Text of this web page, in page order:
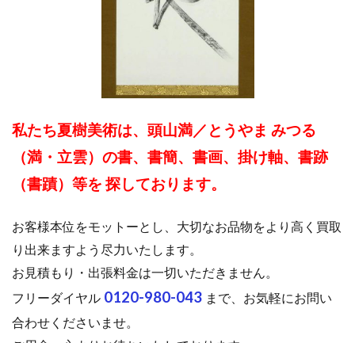
私たち夏樹美術は、頭山満／とうやま みつる
（満・ 立雲）の書、書簡、書画、掛け軸、書跡
（書蹟）等を 探しております。
お客様本位をモットーとし、大切なお品物をより高く買取
り出来ますよう尽力いたします。
お見積もり・出張料金は一切いただきません。
フリーダイヤル 0120-980-043 まで、お気軽にお問い
合わせくださいませ。